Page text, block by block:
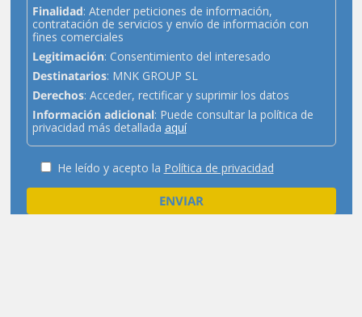
Finalidad: Atender peticiones de información,
contratación de servicios y envío de información con
fines comerciales
Legitimación: Consentimiento del interesado
Destinatarios: MNK GROUP SL
Derechos: Acceder, rectificar y suprimir los datos
Información adicional: Puede consultar la política de
privacidad más detallada aquí
He leído y acepto la Política de privacidad